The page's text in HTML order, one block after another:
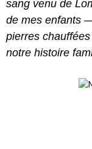
sang venu de
de mes enfants
pierres
notre histoire